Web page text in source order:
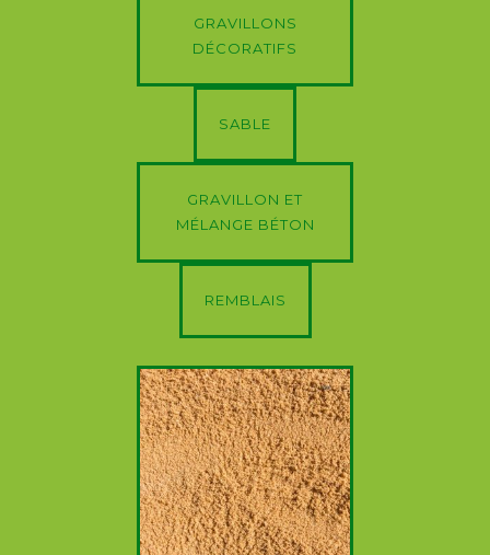
GRAVILLONS
DÉCORATIFS
SABLE
GRAVILLON ET
MÉLANGE BÉTON
REMBLAIS